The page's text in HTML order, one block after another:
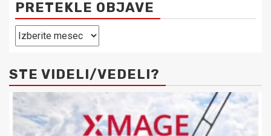
PRETEKLE OBJAVE
Pretekle
objave
STE VIDELI/VEDELI?